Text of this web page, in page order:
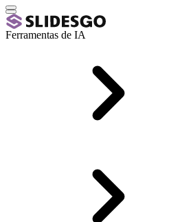
Ferramentas de IA